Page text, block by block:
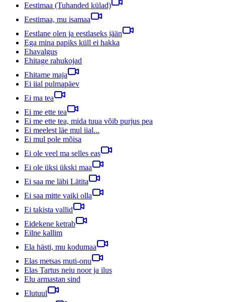
Eestimaa (Tuhanded külad)
Eestimaa, mu isamaa
Eestlane olen ja eestlaseks jään
Ega mina papiks küll ei hakka
Ehavalgus
Ehitage rahukojad
Ehitame maja
Ei iial pulmapäev
Ei ma tea
Ei me ette tea
Ei me ette tea, mida tuua võib purjus pea
Ei meelest läe mul iial...
Ei mul pole mõisa
Ei ole veel ma selles eas
Ei ole üksi ükski maa
Ei saa me läbi Lätita
Ei saa mitte vaiki olla
Ei takista vallid
Eidekene ketrab
Eilne kallim
Ela hästi, mu kodumaa
Elas metsas muti-onu
Elas Tartus neiu noor ja ilus
Elu armastan sind
Elutuul